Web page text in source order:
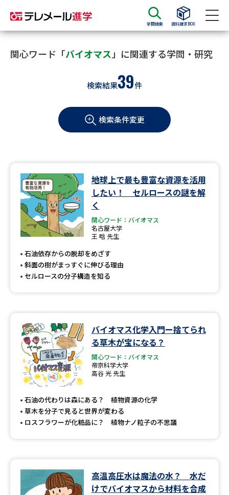
学問検索 資料請求BOX
資料請求 資料検索
大学・短大の資料種類から請求
学部・学科パンフ
過去問題集
大学・短大以外の資料から請求
専門学校の資料請求 大学院の資料請求
留学・進学関連、塾・予備校
内」の請求
大学入学共通テスト「受験上の
高等学校（情報）教員資格認定
大学研究
大学で学べる内容や特徴を調べる
データサイエンス特集 奨学金・特待生制度特集
関心ワード「バイオマス 」に関連する学問・研究
検索結果39件
検索条件変更
地球上で最も豊富な資源を活用
したい！ セルロースの謎を解
く
関心ワード：バイオマス
名古屋大学
王 晗 先生
石油依存からの脱却をめざす
斜面の樹がまっすぐに伸びる理由
セルロースの分子構造を知る
バイオマス化学入門ー捨てられ
る草木が宝になる？
関心ワード：バイオマス
帝京科学大学
高谷 光 先生
石油の代わりは森にある？ 植物資源の化学
草木を分子で見ると世界が変わる
ロスフラワーが化粧品に？ 植物ナノ粒子の不思議
高温高圧水は魔法の水？ 水だ
けでバイオマスから材料を合成